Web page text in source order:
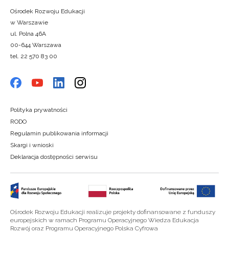
Ośrodek Rozwoju Edukacji
w Warszawie
ul. Polna 46A
00-644 Warszawa
tel. 22 570 83 00
Polityka prywatności
RODO
Regulamin publikowania informacji
Skargi i wnioski
Deklaracja dostępności serwisu
Ośrodek Rozwoju Edukacji realizuje projekty dofinansowane z funduszy
europejskich w ramach Programu Operacyjnego Wiedza Edukacja
Rozwój oraz Programu Operacyjnego Polska Cyfrowa